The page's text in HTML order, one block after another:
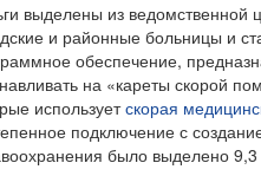
выделены из ведомственной
и районные больницы и
обеспечение,
на «кареты скорой
используетскорая
подключение с
было выделено